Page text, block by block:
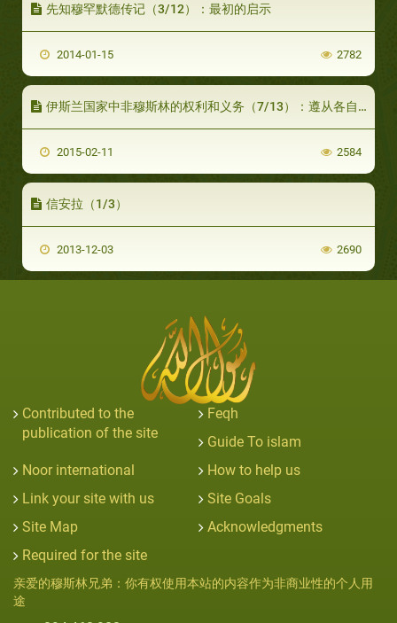
先知穆罕默德传记（3/12）：最初的启示
2014-01-15 2782
伊斯兰国家中非穆斯林的权利和义务（7/13）：遵从各自宗教法律的权利
2015-02-11 2584
信安拉（1/3）
2013-12-03 2690
Contributed to the
publication of the site
Feqh
Guide To islam
Noor international
How to help us
Link your site with us
Site Goals
Site Map
Acknowledgments
Required for the site
亲爱的穆斯林兄弟：你有权使用本站的内容作为非商业性的个人用
途